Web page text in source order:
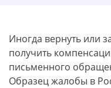
Иногда вернуть или
получить
письменного
Образец жалобы в